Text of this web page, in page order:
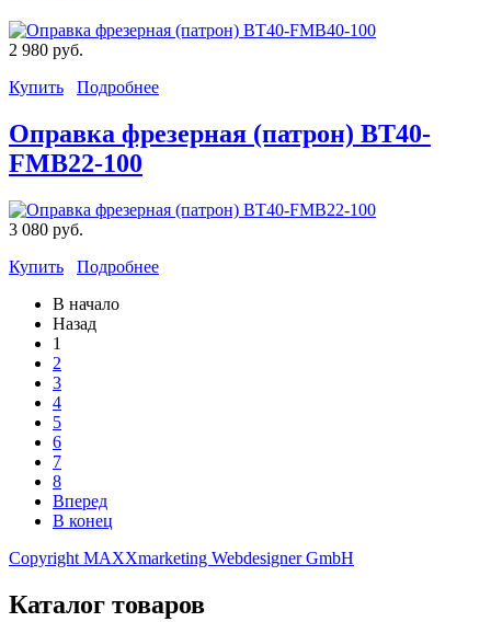
2 980 руб.
Купить
Подробнее
Оправка фрезерная (патрон) BT40-
FMB22-100
3 080 руб.
Купить
Подробнее
В начало
Назад
1
2
3
4
5
6
7
8
Вперед
В конец
Copyright MAXXmarketing Webdesigner GmbH
Каталог товаров